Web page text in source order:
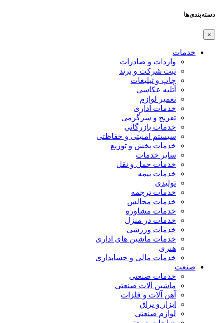
دسته‌بندی‌ها
×
خدمات
واردات و صادرات
ثبت شرکت و برند
چاپ و تبلیغات
آتلیه عکاسی
تعمیر لوازم
خدمات اداری
تفریح و سرگرمی
خدمات بازرگانی
سیستم امنیتی و حفاظتی
خدمات پخش و توزیع
سایر خدمات
خدمات حمل و نقل
خدمات بیمه
تولیدی
خدمات ترجمه
خدمات مجالس
خدمات مشاوره
خدمات در منزل
خدمات ورزشی
خدمات ماشین های اداری
هنری
خدمات مالی و حسابداری
صنعت
خدمات صنعتی
ماشین آلات صنعتی
آهن آلات و فلزات
ابزار و یراق
لوازم صنعتی